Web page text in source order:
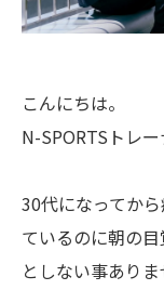
こんにちは。
N-SPORTSトレー
30代になってか
ているのに朝の
としない事ありま